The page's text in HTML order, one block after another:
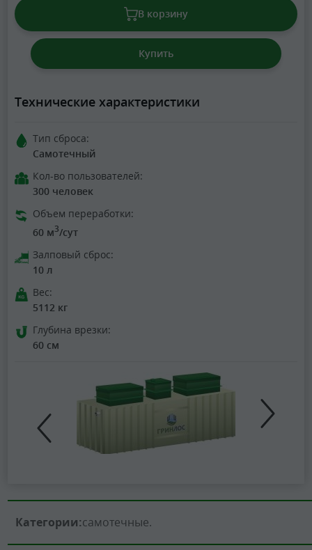
В корзину
Купить
Технические характеристики
Тип сброса:
Самотечный
Кол-во пользователей:
300 человек
Объем переработки:
60 м3/сут
Залповый сброс:
10 л
Вес:
5112 кг
Глубина врезки:
60 см
Категории:самотечные